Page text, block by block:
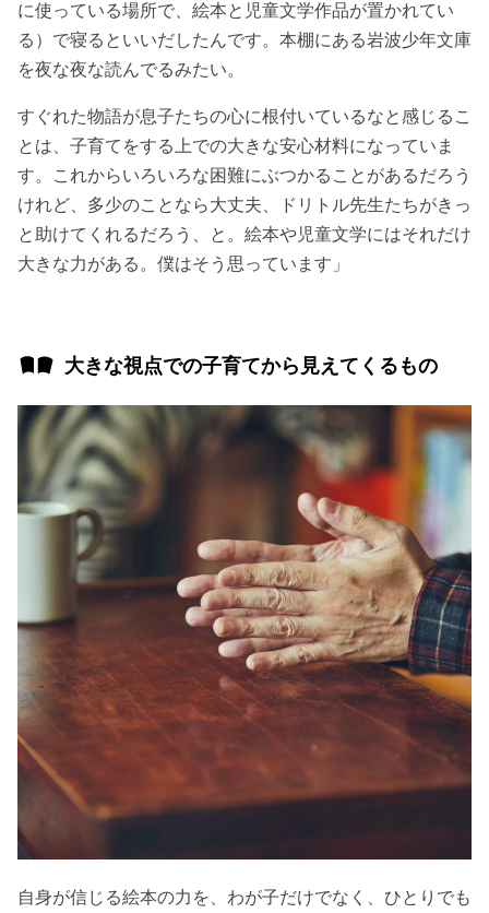
に使っている場所で、絵本と児童文学作品が置かれてい
る）で寝るといいだしたんです。本棚にある岩波少年文庫
を夜な夜な読んでるみたい。
すぐれた物語が息子たちの心に根付いているなと感じるこ
とは、子育てをする上での大きな安心材料になっていま
す。これからいろいろな困難にぶつかることがあるだろう
けれど、多少のことなら大丈夫、ドリトル先生たちがきっ
と助けてくれるだろう、と。絵本や児童文学にはそれだけ
大きな力がある。僕はそう思っています」
大きな視点での子育てから見えてくるもの
自身が信じる絵本の力を、わが子だけでなく、ひとりでも